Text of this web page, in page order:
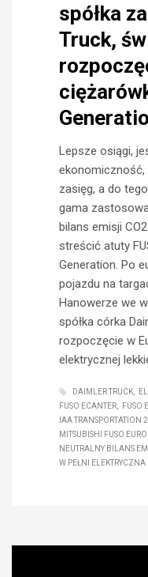
spółka
Truck,
Lepsze osiągi,
ekonomiczność,
zasięg, a do
gama
bilans emisji
streścić atuty
Generation. Po
pojazdu na
Hanowerze we
spółka córka
rozpoczęcie w
elektrycznej
DAIMLER TRUCK
FUSO ECANTER
FUSO
IAA TRANSPORTATION
MITSUBISHI FUSO
NEUTRALNY BILANS
W PEŁNI ELEKTRYCZNA